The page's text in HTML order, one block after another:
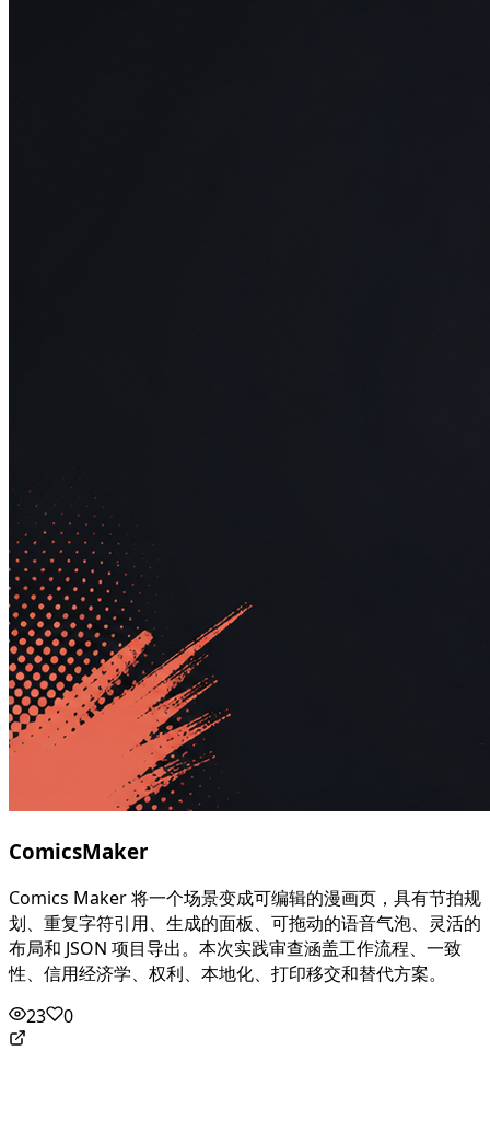
ComicsMaker
Comics Maker 将一个场景变成可编辑的漫画页，具有节拍规
划、重复字符引用、生成的面板、可拖动的语音气泡、灵活的
布局和 JSON 项目导出。本次实践审查涵盖工作流程、一致
性、信用经济学、权利、本地化、打印移交和替代方案。
23
0